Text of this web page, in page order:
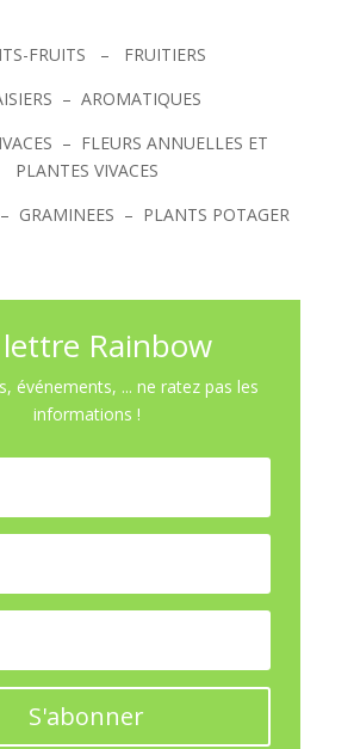
FRUITS – FRUITIERS
– AROMATIQUES
– FLEURS ANNUELLES ET
PLANTES VIVACES
GRAMINEES – PLANTS POTAGER
lettre Rainbow
événements, ... ne ratez pas les
informations !
S'abonner